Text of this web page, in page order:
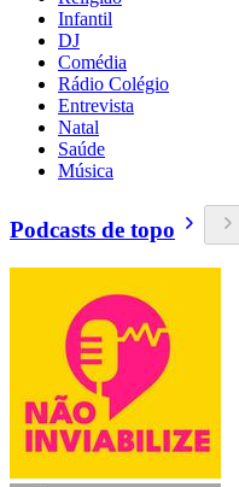
Infantil
DJ
Comédia
Rádio Colégio
Entrevista
Natal
Saúde
Música
Podcasts de topo